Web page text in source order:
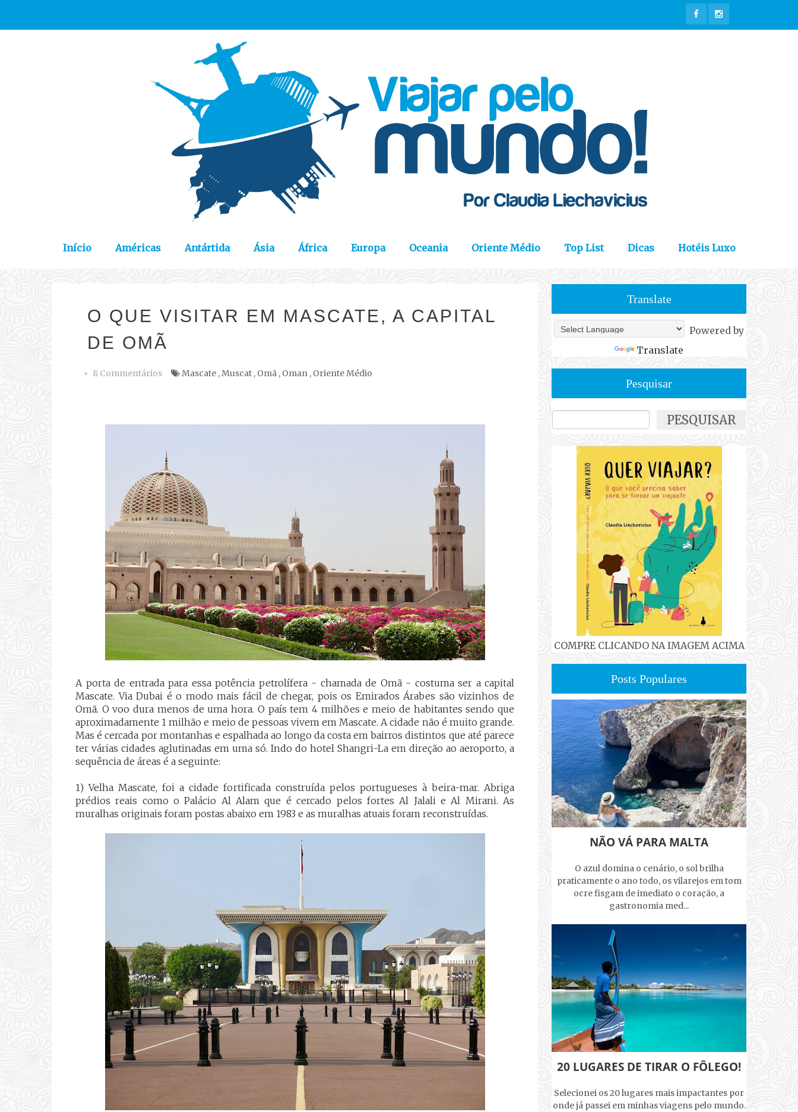
Início Américas Antártida Ásia África Europa Oceania Oriente Médio Top List Dicas Hotéis Luxo
O QUE VISITAR EM MASCATE, A CAPITAL
DE OMÃ
8 Commentários Mascate ,Muscat , Omã , Oman , Oriente Médio
A porta de entrada para essa potência petrolífera - chamada de Omã - costuma ser a capital
Mascate. Via Dubai é o modo mais fácil de chegar, pois os Emirados Árabes são vizinhos de
Omã. O voo dura menos de uma hora. O país tem 4 milhões e meio de habitantes sendo que
aproximadamente 1 milhão e meio de pessoas vivem em Mascate. A cidade não é muito grande.
Mas é cercada por montanhas e espalhada ao longo da costa em bairros distintos que até parece
ter várias cidades aglutinadas em uma só. Indo do hotel Shangri-La em direção ao aeroporto, a
sequência de áreas é a seguinte:
1) Velha Mascate, foi a cidade fortificada construída pelos portugueses à beira-mar. Abriga
prédios reais como o Palácio Al Alam que é cercado pelos fortes Al Jalali e Al Mirani. As
muralhas originais foram postas abaixo em 1983 e as muralhas atuais foram reconstruídas.
Translate
Powered by
Translate
Pesquisar
COMPRE CLICANDO NA IMAGEM ACIMA
Posts Populares
NÃO VÁ PARA MALTA
O azul domina o cenário, o sol brilha
praticamente o ano todo, os vilarejos em tom
ocre fisgam de imediato o coração, a
gastronomia med...
20 LUGARES DE TIRAR O FÔLEGO!
Selecionei os 20 lugares mais impactantes por
onde já passei em minhas viagens pelo mundo.